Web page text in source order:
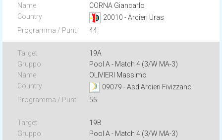
CORNA Giancarlo
20010 - Arcieri Uras
44
19A
Pool A - Match 4 (3/W MA-3)
OLIVIERI Massimo
09079 - Asd Arcieri Fivizzano
55
19B
Pool A - Match 4 (3/W MA-3)